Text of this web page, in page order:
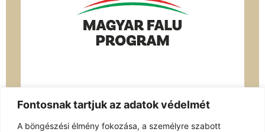
Fontosnak tartjuk az adatok védelmét
A böngészési élmény fokozása, a személyre szabott